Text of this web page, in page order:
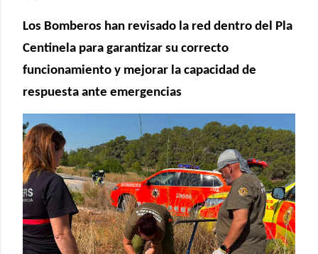
Los Bomberos han revisado la red dentro del Pla
Centinela para garantizar su correcto
funcionamiento y mejorar la capacidad de
respuesta ante emergencias